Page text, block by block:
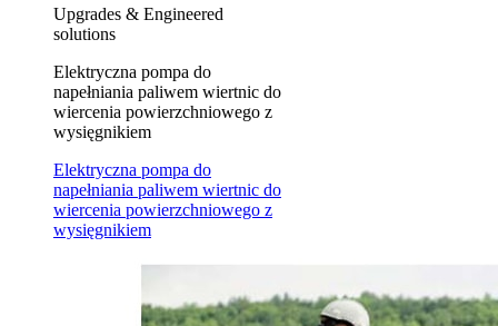
Upgrades & Engineered
solutions
Elektryczna pompa do
napełniania paliwem wiertnic do
wiercenia powierzchniowego z
wysięgnikiem
Elektryczna pompa do
napełniania paliwem wiertnic do
wiercenia powierzchniowego z
wysięgnikiem